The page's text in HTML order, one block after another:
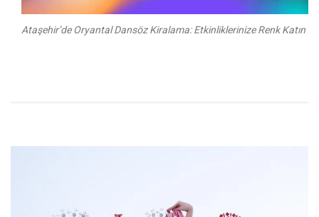
Ataşehir’de Oryantal Dansöz Kiralama: Etkinliklerinize Renk Katın